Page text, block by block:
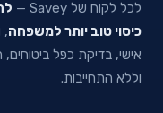
לכל לקוח של Savey —
כיסוי טוב יותר למשפחה,
אישי, בדיקת כפל ביטוחים,
וללא התחייבות.